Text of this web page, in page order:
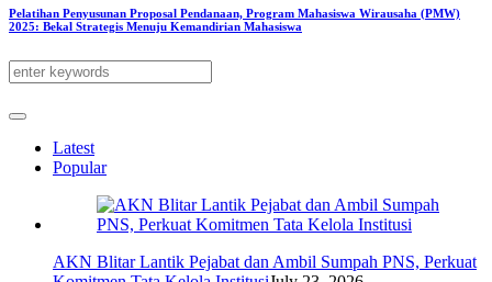
Pelatihan Penyusunan Proposal Pendanaan, Program Mahasiswa Wirausaha (PMW)
2025: Bekal Strategis Menuju Kemandirian Mahasiswa
Latest
Popular
AKN Blitar Lantik Pejabat dan Ambil Sumpah PNS, Perkuat